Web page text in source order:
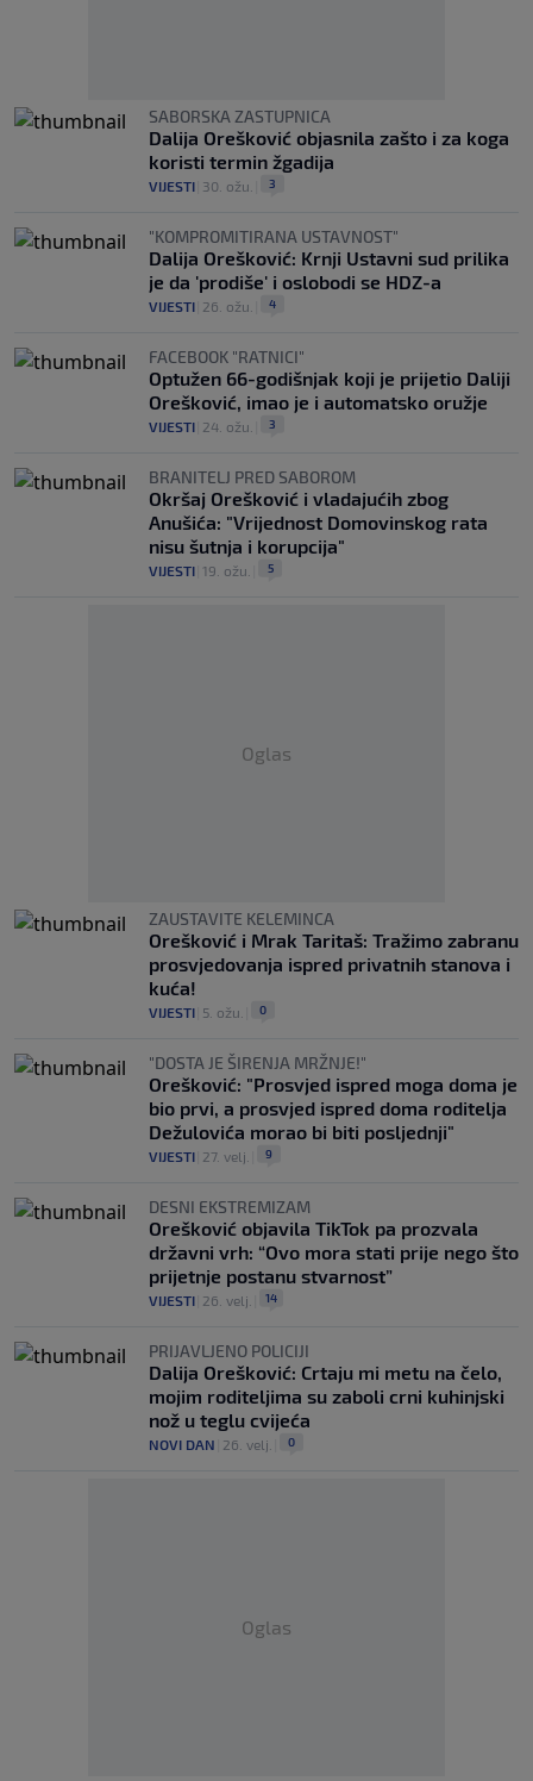
SABORSKA ZASTUPNICA
Dalija Orešković objasnila zašto i za koga
koristi termin žgadija
VIJESTI 30. ožu. 3
"KOMPROMITIRANA USTAVNOST"
Dalija Orešković: Krnji Ustavni sud prilika
je da 'prodiše' i oslobodi se HDZ-a
VIJESTI 26. ožu. 4
FACEBOOK "RATNICI"
Optužen 66-godišnjak koji je prijetio Daliji
Orešković, imao je i automatsko oružje
VIJESTI 24. ožu. 3
BRANITELJ PRED SABOROM
Okršaj Orešković i vladajućih zbog
Anušića: "Vrijednost Domovinskog rata
nisu šutnja i korupcija"
VIJESTI 19. ožu. 5
Oglas
ZAUSTAVITE KELEMINCA
Orešković i Mrak Taritaš: Tražimo zabranu
prosvjedovanja ispred privatnih stanova i
kuća!
VIJESTI 5. ožu. 0
"DOSTA JE ŠIRENJA MRŽNJE!"
Orešković: "Prosvjed ispred moga doma je
bio prvi, a prosvjed ispred doma roditelja
Dežulovića morao bi biti posljednji"
VIJESTI 27. velj. 9
DESNI EKSTREMIZAM
Orešković objavila TikTok pa prozvala
državni vrh: “Ovo mora stati prije nego što
prijetnje postanu stvarnost”
VIJESTI 26. velj. 14
PRIJAVLJENO POLICIJI
Dalija Orešković: Crtaju mi metu na čelo,
mojim roditeljima su zaboli crni kuhinjski
nož u teglu cvijeća
NOVI DAN 26. velj. 0
Oglas